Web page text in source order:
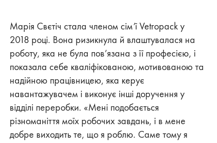
Марія Свєтіч стала членом сім’ї Vetropack у
2018 році. Вона ризикнула й влаштувалася на
роботу, яка не була пов’язана з її професією, і
показала себе кваліфікованою, мотивованою та
надійною працівницею, яка керує
навантажувачем і виконує інші доручення у
відділі переробки. «Мені подобається
різноманіття моїх робочих завдань, і в мене
добре виходить те, що я роблю. Саме тому я